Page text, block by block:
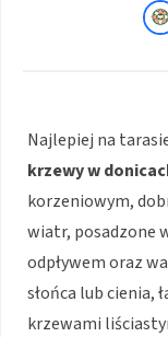
Najlepiej na
krzewy w
korzeniowym,
wiatr, posadzone
odpływem oraz
słońca lub cienia,
krzewami